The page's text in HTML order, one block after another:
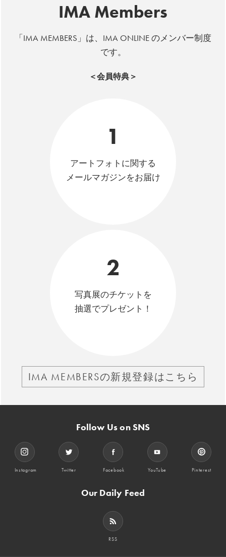
IMA Members
「IMA MEMBERS」は、IMA ONLINE のメンバー制度
です。
＜会員特典＞
1
アートフォトに関する
メールマガジンをお届け
2
写真展のチケットを
抽選でプレゼント！
IMA MEMBERSの新規登録はこちら
Follow Us on SNS
Instagram Twitter Facebook YouTube Pinterest
Our Daily Feed
RSS